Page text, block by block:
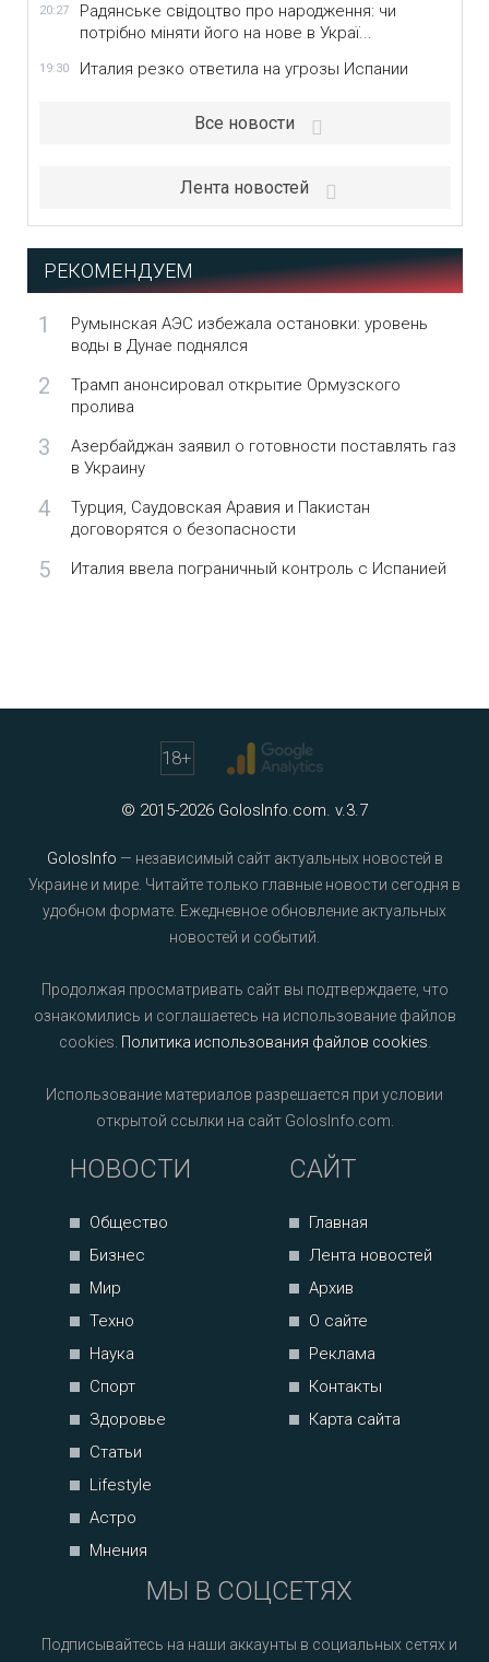
20:27
Радянське свідоцтво про народження: чи
потрібно міняти його на нове в Украї...
19:30 Италия резко ответила на угрозы Испании
Все новости
Лента новостей
РЕКОМЕНДУЕМ
1
Румынская АЭС избежала остановки: уровень
воды в Дунае поднялся
2
Трамп анонсировал открытие Ормузского
пролива
3
Азербайджан заявил о готовности поставлять газ
в Украину
4
Турция, Саудовская Аравия и Пакистан
договорятся о безопасности
5 Италия ввела пограничный контроль с Испанией
18+
© 2015-2026 GolosInfo.com. v.3.7
GolosInfo — независимый сайт актуальных новостей в
Украине и мире. Читайте только главные новости сегодня в
удобном формате. Ежедневное обновление актуальных
новостей и событий.
Продолжая просматривать сайт вы подтверждаете, что
ознакомились и соглашаетесь на использование файлов
cookies. Политика использования файлов cookies
Использование материалов разрешается при условии
открытой ссылки на сайт GolosInfo.com.
НОВОСТИ
Общество
Бизнес
Мир
Техно
Наука
Спорт
Здоровье
Статьи
Lifestyle
Астро
Мнения
САЙТ
Главная
Лента новостей
Архив
О сайте
Реклама
Контакты
Карта сайта
МЫ В СОЦСЕТЯХ
Подписывайтесь на наши аккаунты в социальных сетях и